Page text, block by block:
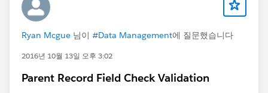
Ryan Mcgue 님이 #Data Management에 질문했습니다
2016년 10월 13일 오후 3:02
Parent Record Field Check Validation